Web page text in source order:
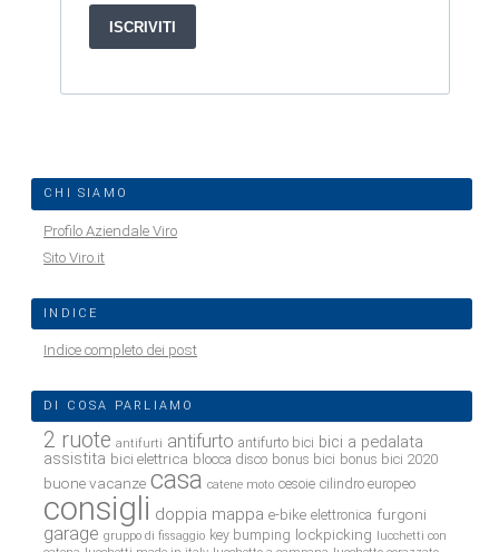
CHI SIAMO
Profilo Aziendale Viro
Sito Viro.it
INDICE
Indice completo dei post
DI COSA PARLIAMO
2 ruote antifurti antifurto antifurto bici bici a pedalata
assistita bici elettrica blocca disco bonus bici bonus bici 2020
buone vacanze casa catene moto cesoie cilindro europeo
consigli doppia mappa e-bike elettronica furgoni
garage gruppo di fissaggio key bumping lockpicking
lucchetti con